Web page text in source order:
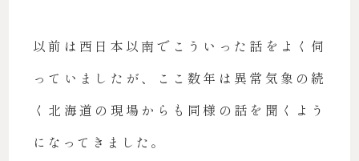
以前は西日本以南でこういった話をよく伺
っていましたが、ここ数年は異常気象の続
く北海道の現場からも同様の話を聞くよう
になってきました。